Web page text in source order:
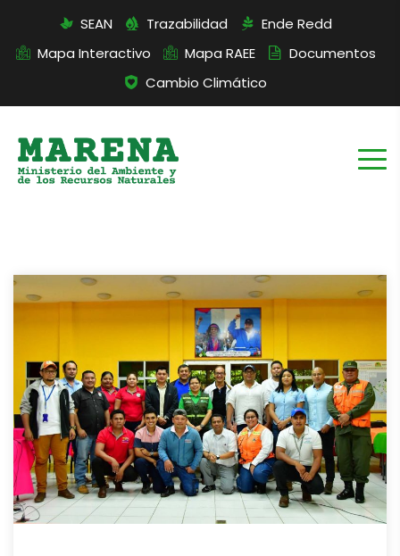
SEAN Trazabilidad
Ende Redd
Mapa Interactivo
Mapa RAEE
Documentos
Cambio Climático